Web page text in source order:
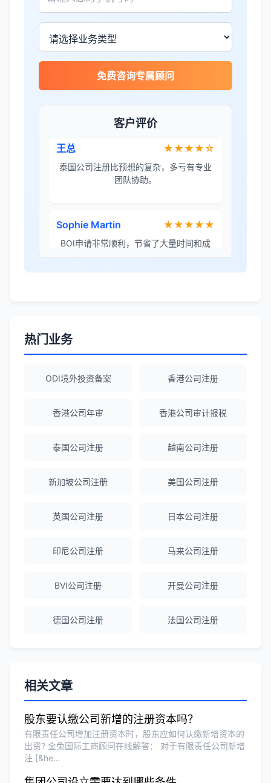
免费咨询专属顾问
客户评价
金兔国际帮我们完成了泰国建厂的所有法
律手续，非常专业。
★★★★☆
泰国公司注册比预想的复杂，多亏有专业
Sophie Martin ★★★★★
BOI申请非常顺利，节省了大量时间和成
本。
李女士 ★★★★★
境外投资备案流程清晰，顾问非常耐心解
陈经理 ★★★★★
Emma Zhang ★★★★★
越南公司注册全程指导，文件准备非常专
泰国公司注册和银行开户服务高效，推
刘总
泰国BOI申请+建厂规划一站式服务，完
美！
香港公司注册和审计服务专业高效，非常
热门业务
ODI境外投资备案 香港公司注册
香港公司年审 香港公司审计报税
泰国公司注册 越南公司注册
新加坡公司注册 美国公司注册
英国公司注册 日本公司注册
印尼公司注册 马来公司注册
BVI公司注册 开曼公司注册
德国公司注册 法国公司注册
相关文章
股东要认缴公司新增的注册资本吗？
有限责任公司增加注册资本时，股东应如何认缴新增资本的
出资? 金兔国际工商顾问在线解答： 对于有限责任公司新增
注 [&he…